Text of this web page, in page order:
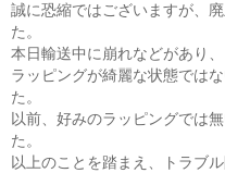
誠に恐縮ではございますが、
た。
本日輸送中に崩れなどがあり、
ラッピングが綺麗な状態では
た。
以前、好みのラッピングでは
た。
以上のことを踏まえ、トラブル